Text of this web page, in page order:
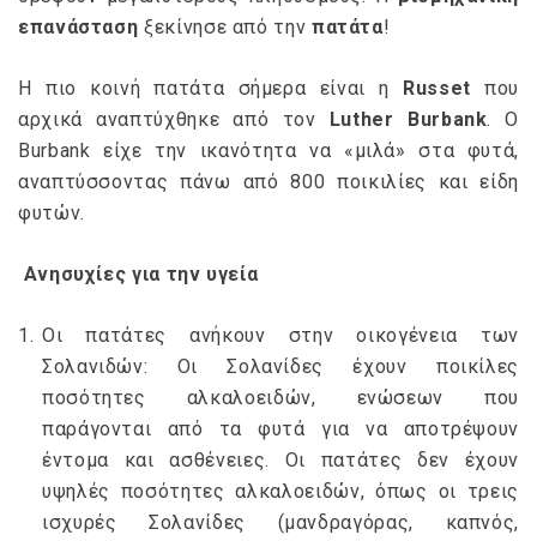
επανάσταση ξεκίνησε από την πατάτα!
Η πιο κοινή πατάτα σήμερα είναι η Russetπου
αρχικά αναπτύχθηκε από τον Luther Burbank. Ο
Burbank είχε την ικανότητα να «μιλά» στα φυτά,
αναπτύσσοντας πάνω από 800 ποικιλίες και είδη
φυτών.
Ανησυχίες για την υγεία
Οι πατάτες ανήκουν στην οικογένεια των
Σολανιδών: Οι Σολανίδες έχουν ποικίλες
ποσότητες αλκαλοειδών, ενώσεων που
παράγονται από τα φυτά για να αποτρέψουν
έντομα και ασθένειες. Οι πατάτες δεν έχουν
υψηλές ποσότητες αλκαλοειδών, όπως οι τρεις
ισχυρές Σολανίδες (μανδραγόρας, καπνός,